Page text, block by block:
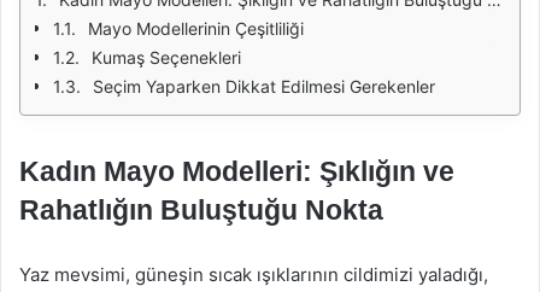
Mayo Modellerinin Çeşitliliği
Kumaş Seçenekleri
Seçim Yaparken Dikkat Edilmesi Gerekenler
Kadın Mayo Modelleri: Şıklığın ve
Rahatlığın Buluştuğu Nokta
Yaz mevsimi, güneşin sıcak ışıklarının cildimizi yaladığı,